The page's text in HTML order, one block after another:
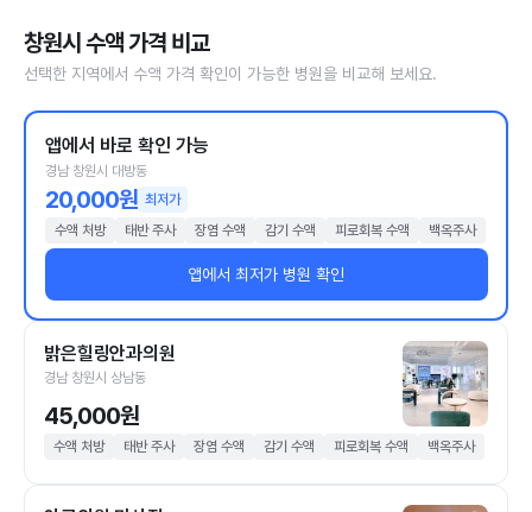
창원시 수액 가격 비교
선택한 지역에서 수액 가격 확인이 가능한 병원을 비교해 보세요.
앱에서 바로 확인 가능
경남 창원시 대방동
20,000원 최저가
수액 처방
태반 주사 장염 수액 감기 수액 피로회복 수액 백옥주사
앱에서 최저가 병원 확인
밝은힐링안과의원
경남 창원시 상남동
45,000원
수액 처방 태반 주사 장염 수액 감기 수액 피로회복 수액 백옥주사